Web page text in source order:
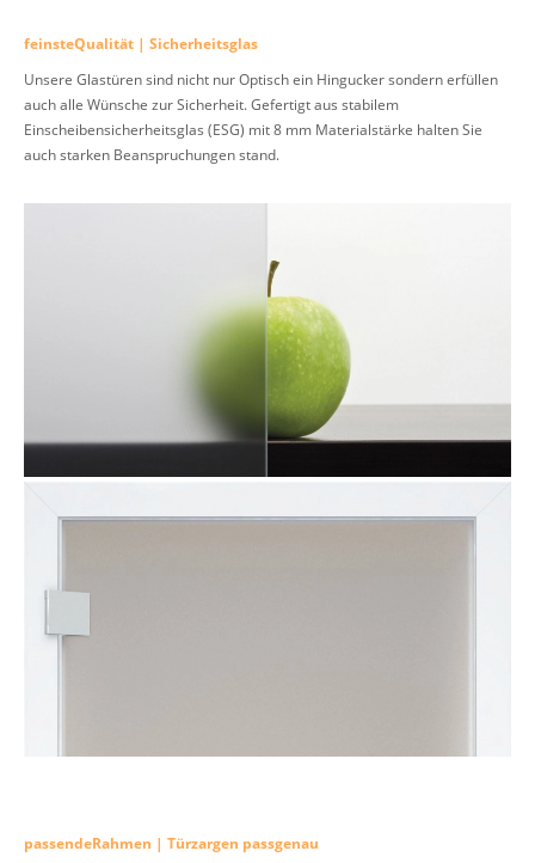
feinsteQualität | Sicherheitsglas
Unsere Glastüren sind nicht nur Optisch ein Hingucker sondern erfüllen
auch alle Wünsche zur Sicherheit. Gefertigt aus stabilem
Einscheibensicherheitsglas (ESG) mit 8 mm Materialstärke halten Sie
auch starken Beanspruchungen stand.
passendeRahmen | Türzargen passgenau